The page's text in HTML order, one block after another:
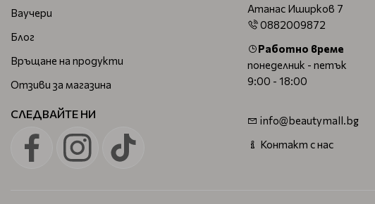
Ваучери
Блог
Връщане на продукти
Отзиви за магазина
СЛЕДВАЙТЕ НИ
Атанас Иширков 7
0882009872
Работно време
понеделник - петък
9:00 - 18:00
info@beautymall.bg
Контакт с нас